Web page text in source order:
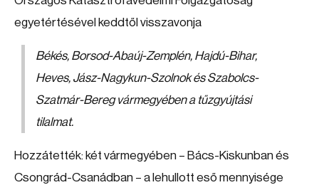
egyetértésével keddtől visszavonja
Békés, Borsod-Abaúj-Zemplén, Hajdú-Bihar,
Heves, Jász-Nagykun-Szolnok és Szabolcs-
Szatmár-Bereg vármegyében a tűzgyújtási
tilalmat.
Hozzátették: két vármegyében – Bács-Kiskunban és
Csongrád-Csanádban – a lehullott eső mennyisége